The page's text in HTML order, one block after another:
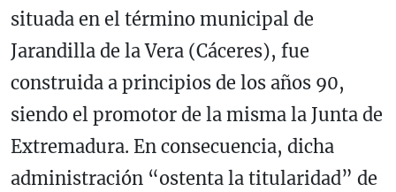
situada en el término municipal de
Jarandilla de la Vera (Cáceres), fue
construida a principios de los años 90,
siendo el promotor de la misma la Junta de
Extremadura. En consecuencia, dicha
administración “ostenta la titularidad” de